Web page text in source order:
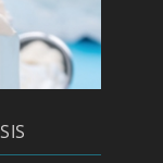
prótesis